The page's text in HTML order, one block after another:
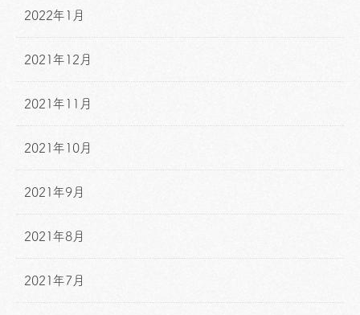
2022年1月
2021年12月
2021年11月
2021年10月
2021年9月
2021年8月
2021年7月